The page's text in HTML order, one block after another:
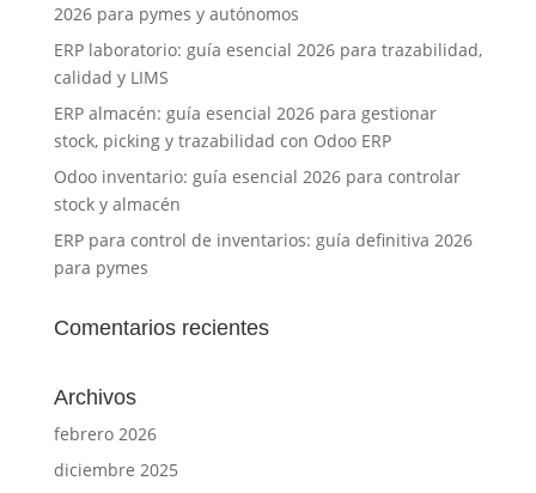
2026 para pymes y autónomos
ERP laboratorio: guía esencial 2026 para trazabilidad,
calidad y LIMS
ERP almacén: guía esencial 2026 para gestionar
stock, picking y trazabilidad con Odoo ERP
Odoo inventario: guía esencial 2026 para controlar
stock y almacén
ERP para control de inventarios: guía definitiva 2026
para pymes
Comentarios recientes
Archivos
febrero 2026
diciembre 2025